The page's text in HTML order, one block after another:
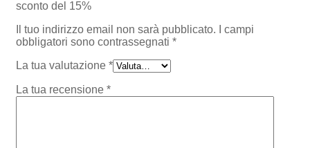
sconto del 15%
Il tuo indirizzo email non sarà pubblicato.
I campi
obbligatori sono contrassegnati *
La tua valutazione *
La tua recensione *